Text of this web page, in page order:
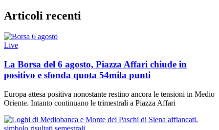
Articoli recenti
Live
La Borsa del 6 agosto, Piazza Affari chiude in
positivo e sfonda quota 54mila punti
Europa attesa positiva nonostante restino ancora le tensioni in Medio
Oriente. Intanto continuano le trimestrali a Piazza Affari